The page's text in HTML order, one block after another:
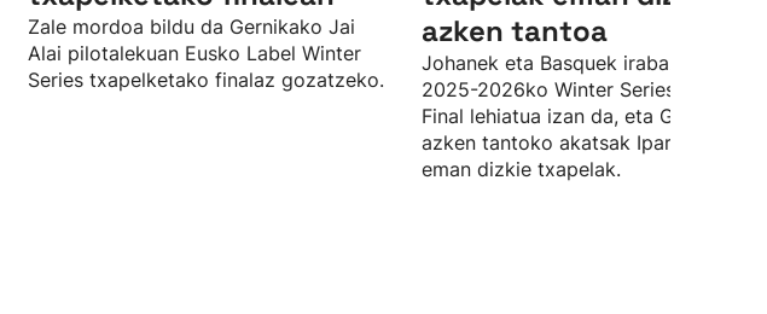
Zale mordoa bildu da Gernikako Jai
Alai pilotalekuan Eusko Label Winter
Series txapelketako finalaz gozatzeko.
azken tantoa
Johanek eta Basquek irabazi dute
2025-2026ko Winter Series
Final lehiatua izan da, eta Goitiaren
azken tantoko akatsak Iparraldekoei
eman dizkie txapelak.